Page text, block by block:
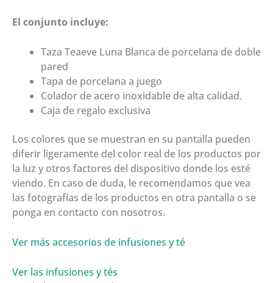
El conjunto incluye:
Taza Teaeve Luna Blanca de porcelana de doble
pared
Tapa de porcelana a juego
Colador de acero inoxidable de alta calidad.
Caja de regalo exclusiva
Los colores que se muestran en su pantalla pueden
diferir ligeramente del color real de los productos por
la luz y otros factores del dispositivo donde los esté
viendo. En caso de duda, le recomendamos que vea
las fotografías de los productos en otra pantalla o se
ponga en contacto con nosotros.
Ver más accesorios de infusiones y té
Ver las infusiones y tés